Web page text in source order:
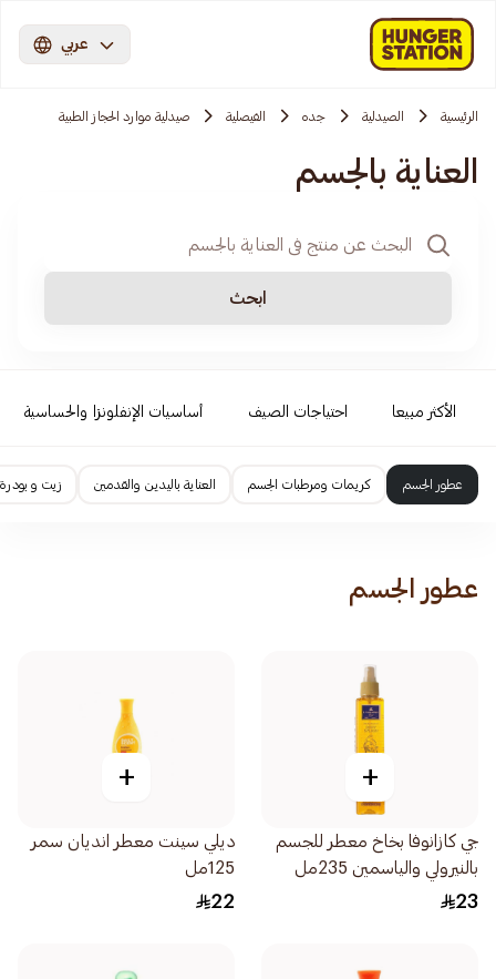
عربي
الرئيسية الصيدلية جده الفيصلية صيدلية موارد الحجاز الطبية
العناية بالجسم
ابحث
الأكثر مبيعا احتياجات الصيف أساسيات الإنفلونزا والحساسية
عطور الجسم كريمات ومرطبات الجسم العناية باليدين والقدمين زيت و
عطور الجسم
+
جي كازانوفا بخاخ معطر للجسم
بالنيرولي والياسمين 235مل
23
+
ديلي سينت معطر انديان سمر
125مل
22